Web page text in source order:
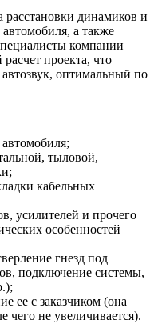
расстановки динамиков и
автомобиля, а также
компании
проекта, что
автозвук, оптимальный по
тыловой,
кабельных
усилителей и прочего
особенностей
гнезд под
подключение системы,
ее с заказчиком (она
чего не увеличивается).